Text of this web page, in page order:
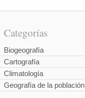
Categorías
Biogeografía
Cartografía
Climatología
Geografía de la población